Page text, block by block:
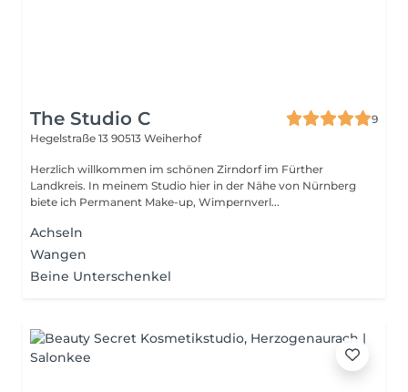
The Studio C
9
Hegelstraße 13 90513 Weiherhof
Herzlich willkommen im schönen Zirndorf im Fürther
Landkreis. In meinem Studio hier in der Nähe von Nürnberg
biete ich Permanent Make-up, Wimpernverl...
Achseln
Wangen
Beine Unterschenkel